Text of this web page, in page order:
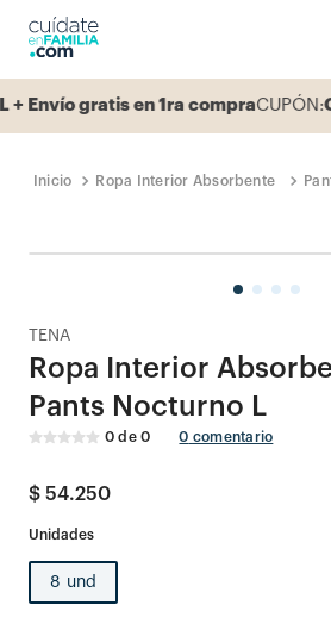
gratis en 1ra compraCUPÓN:
Ropa Interior Absorbente
TENA
Ropa Interior
Pants Nocturno L
0 de0 0 comentario
$ 54.250
8 und